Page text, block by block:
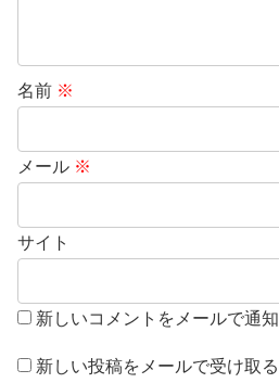
名前 ※
メール ※
サイト
新しいコメントをメールで通知
新しい投稿をメールで受け取る